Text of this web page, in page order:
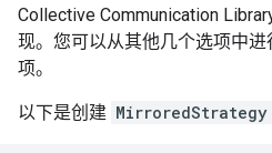
Collective Communication
现。您可以从其他几个选项中
项。
以下是创建 MirroredStrategy